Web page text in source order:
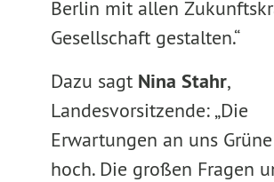
Berlin mit allen
Gesellschaft gestalten.“
Dazu sagt Nina Stahr,
Landesvorsitzende: „Die
Erwartungen an uns
hoch. Die großen Fragen